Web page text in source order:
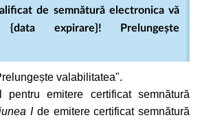
de semnătură electronica vă
expirare}! Prelungește
valabilitatea".
emitere certificat semnătură
Ide emitere certificat semnătură